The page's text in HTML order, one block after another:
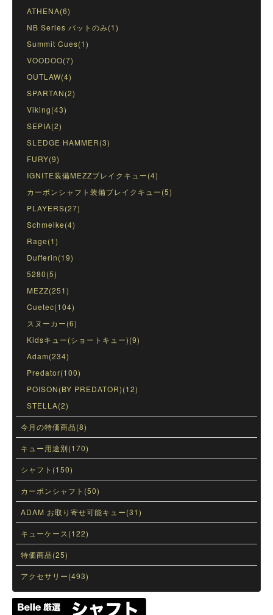
ATHENA(6)
NB Series バットのみ(1)
Summit Cues(1)
VOODOO(7)
OUTLAW(4)
SPARTAN(2)
Viking(43)
SEPIA(2)
SLEDGE HAMMER(3)
FURY(9)
IGNITE装備MEZZブレイクキュー(4)
カーボンシャフト装備ブレイクキュー(5)
PLAYERS(27)
Schmelke(4)
Rage(1)
Dufferin(19)
5280(5)
MEZZ(251)
Cuetec(104)
スヌーカー(6)
Kidsキュー(ショートキュー)(9)
Adam(234)
Predator(100)
POISON(BY PREDATOR)(12)
STELLA(2)
今月の特価商品(8)
キュー用途別(170)
シャフト(150)
カーボンシャフト(50)
ADAM お取り寄せ可能キュー(31)
キューケース(122)
特価商品(25)
アクセサリー(493)